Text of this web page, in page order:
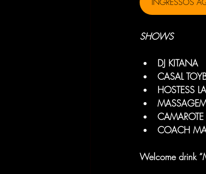
SHOWS
DJ KITANA
CASAL
HOSTESS
COACH
Welcome drink